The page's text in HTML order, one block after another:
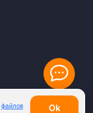
файлов
Оk